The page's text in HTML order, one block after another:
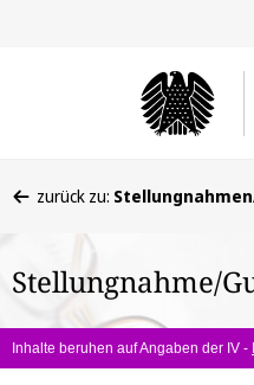
befinden
hier:
zurück zu:
Stellungnahme/
Inhalte beruhen auf Angaben der IV -